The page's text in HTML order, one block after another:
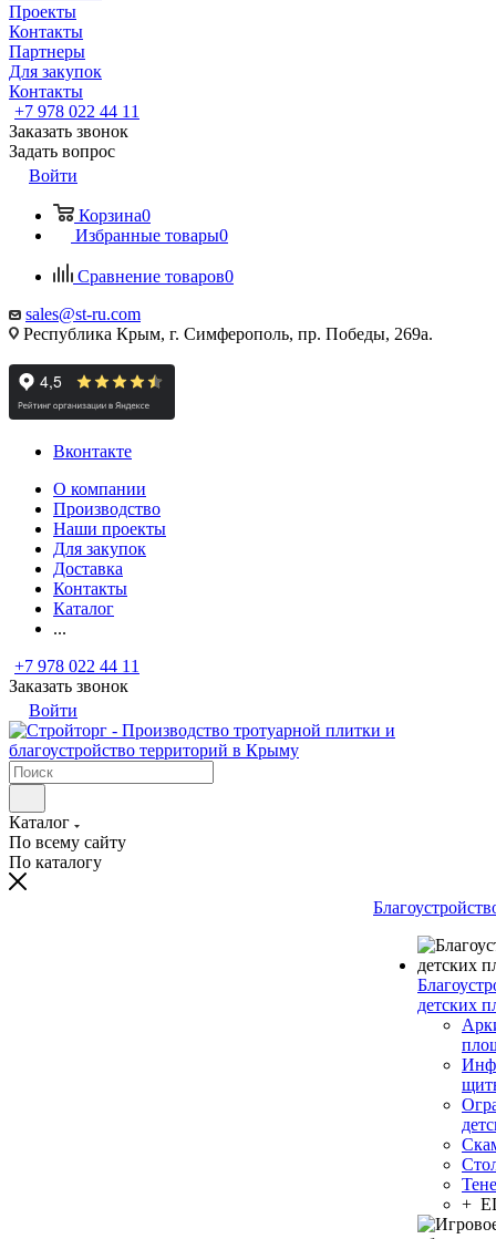
Проекты
Контакты
Партнеры
Для закупок
Контакты
+7 978 022 44 11
Заказать звонок
Задать вопрос
Войти
Корзина0
Избранные товары0
Сравнение товаров0
sales@st-ru.com
Республика Крым, г. Симферополь, пр. Победы, 269а.
Вконтакте
О компании
Производство
Наши проекты
Для закупок
Доставка
Контакты
Каталог
...
+7 978 022 44 11
Заказать звонок
Войти
Каталог
По всему сайту
По каталогу
детских
+